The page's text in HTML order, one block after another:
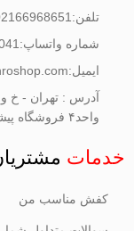
تلفن:02166968651
شماره واتساپ:09121393041
ایمیل:info@pishroshop.com
آدرس : تهران - خ
واحد۴ فروشگاه پیشرو
خدمات
کفش مناسب من